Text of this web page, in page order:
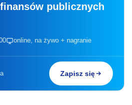
publicznych
online, na żywo + nagranie
Zapisz się